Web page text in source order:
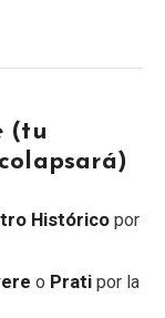
(tu
Histórico por
o Prati por la